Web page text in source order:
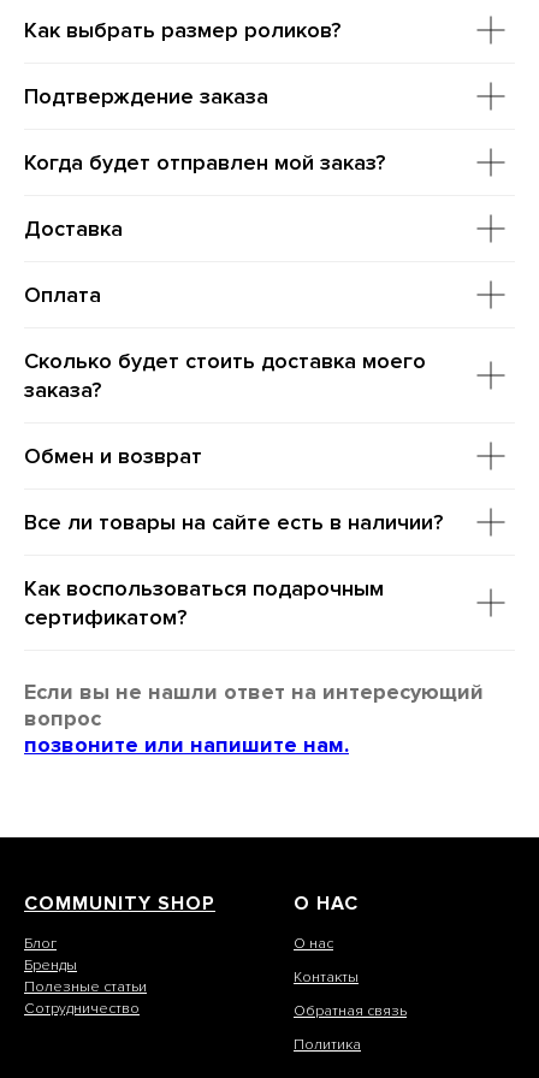
Как выбрать размер роликов?
Подтверждение заказа
Когда будет отправлен мой заказ?
Доставка
Оплата
Сколько будет стоить доставка моего
заказа?
Обмен и возврат
Все ли товары на сайте есть в наличии?
Как воспользоваться подарочным
сертификатом?
Если вы не нашли ответ на интересующий
вопрос
позвоните или напишите нам.
COMMUNITY SHOP
Блог
Бренды
Полезные статьи
Сотрудничество
О НАС
О нас
Контакты
Обратная связь
Политика